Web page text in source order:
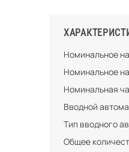
Номинальное
Номинальное
Номинальная
Вводной
Тип вводного
Общее